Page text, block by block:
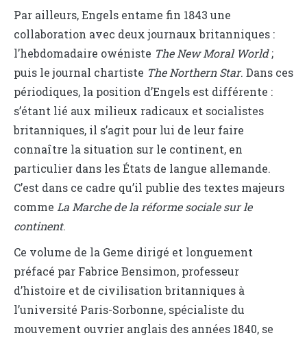
Par ailleurs, Engels entame fin 1843 une
collaboration avec deux journaux britanniques :
l’hebdomadaire owéniste The New Moral World;
puis le journal chartiste The Northern Star. Dans ces
périodiques, la position d’Engels est différente :
s’étant lié aux milieux radicaux et socialistes
britanniques, il s’agit pour lui de leur faire
connaître la situation sur le continent, en
particulier dans les États de langue allemande.
C’est dans ce cadre qu’il publie des textes majeurs
comme LaMarche de la réforme sociale sur le
continent.
Ce volume de la Geme dirigé et longuement
préfacé par Fabrice Bensimon, professeur
d’histoire et de civilisation britanniques à
l’université Paris-Sorbonne, spécialiste du
mouvement ouvrier anglais des années 1840, se